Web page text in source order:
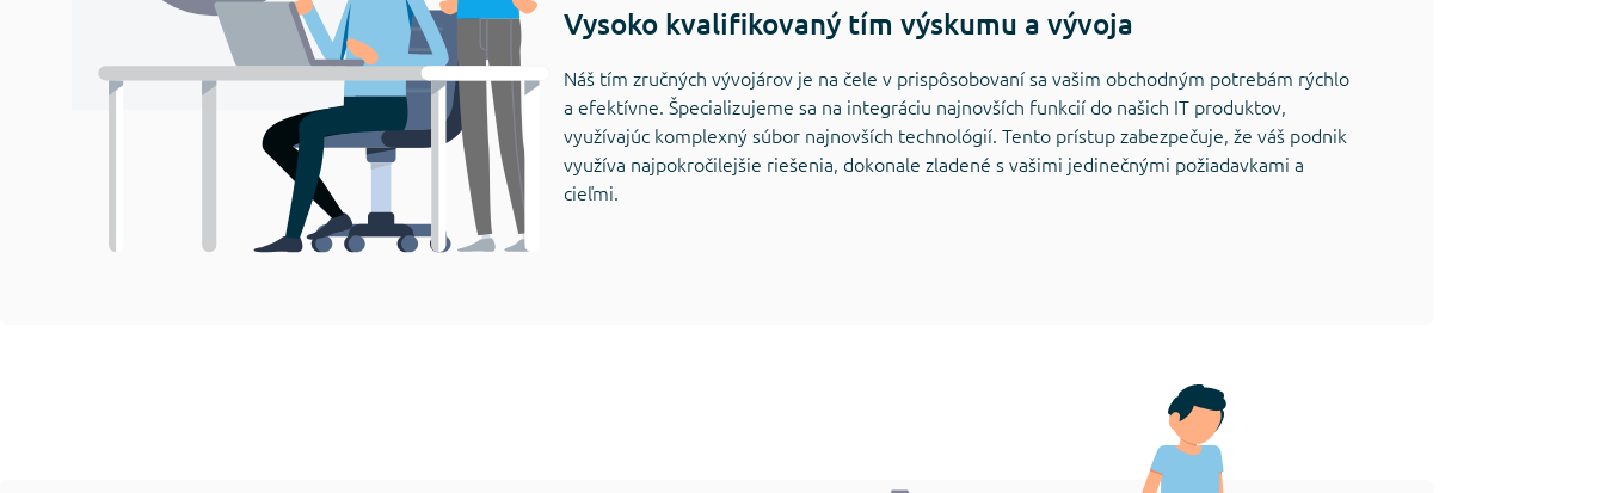
Vysoko kvalifikovaný tím výskumu a vývoja
Náš tím zručných vývojárov je na čele v prispôsobovaní sa vašim obchodným potrebám rýchlo
a efektívne. Špecializujeme sa na integráciu najnovších funkcií do našich IT produktov,
využívajúc komplexný súbor najnovších technológií. Tento prístup zabezpečuje, že váš podnik
využíva najpokročilejšie riešenia, dokonale zladené s vašimi jedinečnými požiadavkami a
cieľmi.